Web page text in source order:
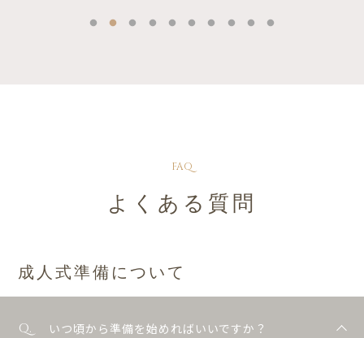
FAQ
よくある質問
成人式準備について
いつ頃から準備を始めればいいですか？